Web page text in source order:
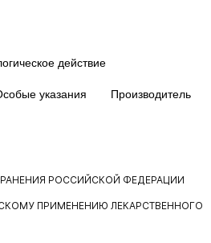
действие
указания Производитель
РОССИЙСКОЙ ФЕДЕРАЦИИ
ПРИМЕНЕНИЮ ЛЕКАРСТВЕННОГО